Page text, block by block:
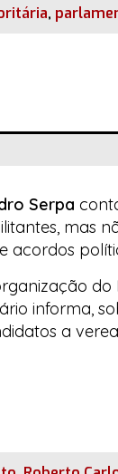
,
Serpa
mas
informa,
a